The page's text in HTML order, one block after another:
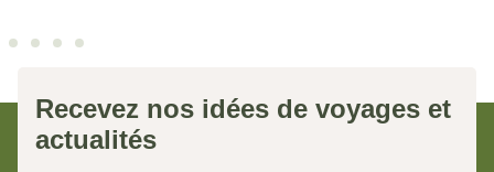
Recevez nos idées de voyages et
actualités